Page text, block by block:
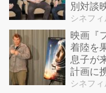
別対談
シネフ
映画『
着陸を
息子が
計画に
る！
シネフ